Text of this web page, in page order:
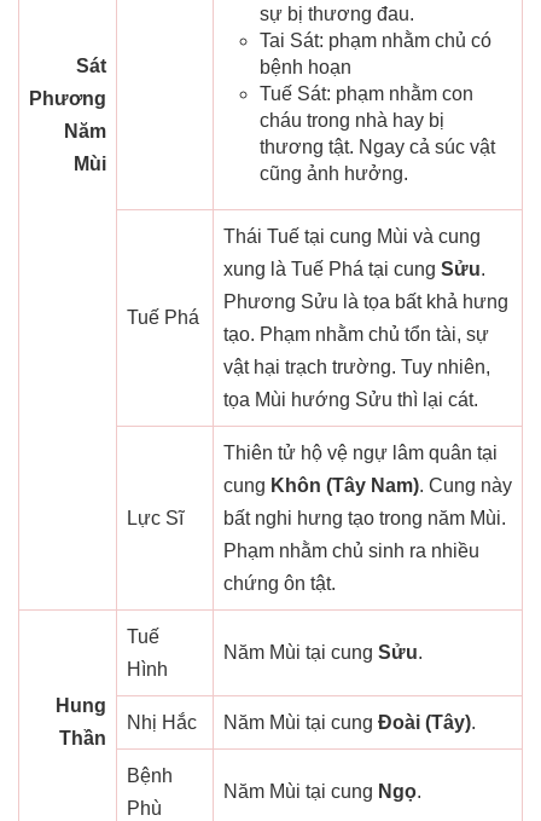
Sát
Phương
Năm
Mùi
sự bị thương đau.
Tai Sát: phạm nhằm chủ có
bệnh hoạn
Tuế Sát: phạm nhằm con
cháu trong nhà hay bị
thương tật. Ngay cả súc vật
cũng ảnh hưởng.
Tuế Phá
Thái Tuế tại cung Mùi và cung
xung là Tuế Phá tại cung Sửu.
Phương Sửu là tọa bất khả hưng
tạo. Phạm nhằm chủ tổn tài, sự
vật hại trạch trường. Tuy nhiên,
tọa Mùi hướng Sửu thì lại cát.
Lực Sĩ
Thiên tử hộ vệ ngự lâm quân tại
cung Khôn (Tây Nam). Cung này
bất nghi hưng tạo trong năm Mùi.
Phạm nhằm chủ sinh ra nhiều
chứng ôn tật.
Hung
Thần
Tuế
Hình
Năm Mùi tại cung Sửu.
Nhị Hắc Năm Mùi tại cung Đoài (Tây).
Bệnh
Phù
Năm Mùi tại cung Ngọ.